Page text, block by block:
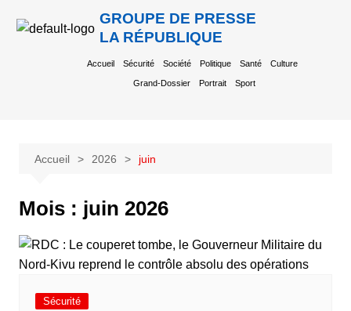
GROUPE DE PRESSE
LA RÉPUBLIQUE
Accueil Sécurité Société Politique Santé Culture
Grand-Dossier Portrait Sport
Accueil 2026 juin
Mois : juin 2026
Sécurité